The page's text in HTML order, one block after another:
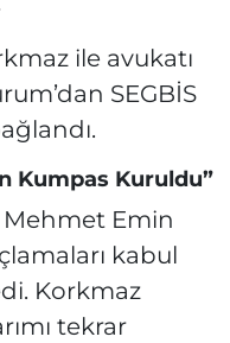
ile avukatı
SEGBİS
Kumpas Kuruldu”
Mehmet Emin
kabul
Korkmaz
tekrar